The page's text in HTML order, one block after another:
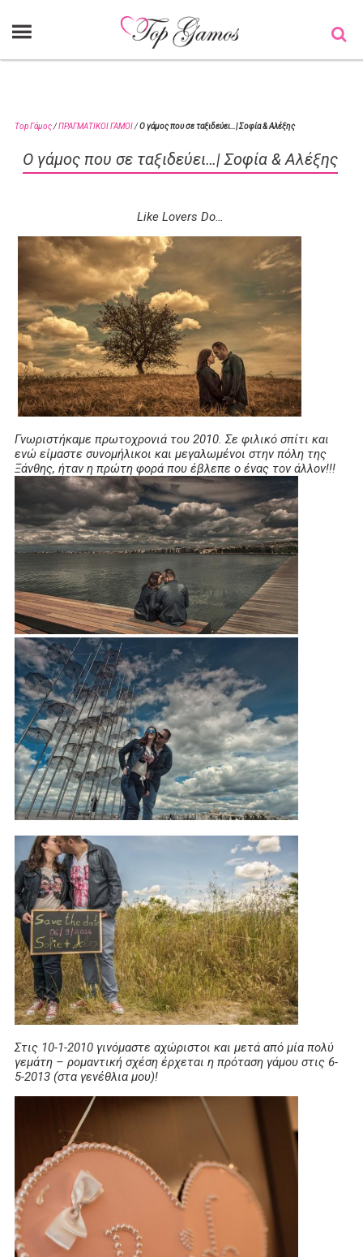
Top Γάμος/ΠΡΑΓΜΑΤΙΚΟΙ ΓΑΜΟΙ/Ο γάμος που σε ταξιδεύει…| Σοφία & Αλέξης
Ο γάμος που σε ταξιδεύει…| Σοφία & Αλέξης
Like Lovers Do…
Γνωριστήκαμε πρωτοχρονιά του 2010. Σε φιλικό σπίτι και
ενώ είμαστε συνομήλικοι και μεγαλωμένοι στην πόλη της
Ξάνθης, ήταν η πρώτη φορά που έβλεπε ο ένας τον άλλον!!!
Στις 10-1-2010 γινόμαστε αχώριστοι και μετά από μία πολύ
γεμάτη – ρομαντική σχέση έρχεται η πρόταση γάμου στις 6-
5-2013 (στα γενέθλια μου)!